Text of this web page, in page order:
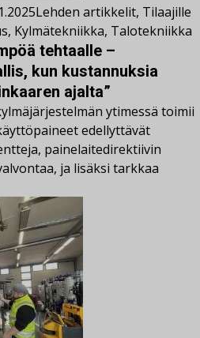
Lehden artikkelit, Tilaajille
, Kylmätekniikka, Talotekniikka
tehtaalle –
kun kustannuksia
ajalta”
ytimessä toimii
edellyttävät
painelaitedirektiivin
ja lisäksi tarkkaa